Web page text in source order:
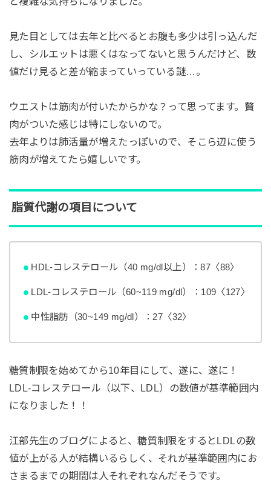
見た目としては去年と比べるとお腹も多少は引っ込んだ
し、シルエットは悪くはなってないと思うんだけど、数
値だけ見ると差が縮まっていっている謎…。
ウエストは筋肉が付いたからかな？って思ってます。贅
肉がついた感じは特にしないので。
去年よりは肺活量が増えたっぽいので、そこら辺に使う
筋肉が増えてたら嬉しいです。
脂質代謝の項目について
HDL-コレステロール（40 mg/dl以上）：87〈88〉
LDL-コレステロール（60~119 mg/dl）：109〈127〉
中性脂肪（30~149 mg/dl）：27〈32〉
糖質制限を始めてから10年目にして、遂に、遂に！
LDL-コレステロール（以下、LDL）の数値が基準範囲内
になりました！！
江部先生のブログによると、糖質制限をするとLDLの数
値が上がる人が結構いるらしく、それが基準範囲内にお
さまるまでの期間は人それぞれなんだそうです。